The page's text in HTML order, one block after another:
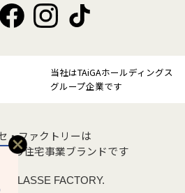
当社はTAiGAホールディングス
グループ企業です
・ファクトリーは
の住宅事業ブランドです
CLASSE FACTORY.